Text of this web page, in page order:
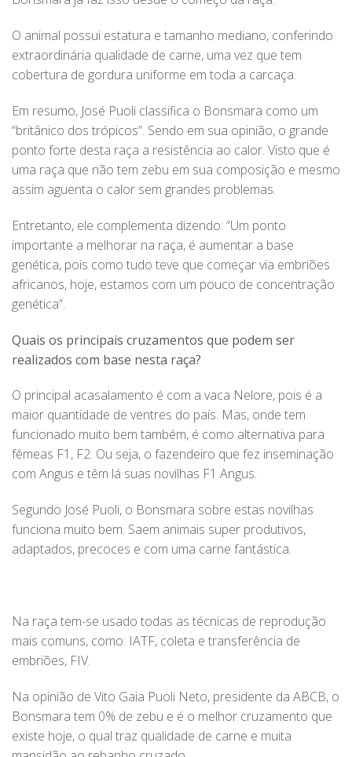
O animal possui estatura e tamanho mediano, conferindo
extraordinária qualidade de carne, uma vez que tem
cobertura de gordura uniforme em toda a carcaça.
Em resumo, José Puoli classifica o Bonsmara como um
“britânico dos trópicos”. Sendo em sua opinião, o grande
ponto forte desta raça a resistência ao calor. Visto que é
uma raça que não tem zebu em sua composição e mesmo
assim aguenta o calor sem grandes problemas.
Entretanto, ele complementa dizendo: “Um ponto
importante a melhorar na raça, é aumentar a base
genética, pois como tudo teve que começar via embriões
africanos, hoje, estamos com um pouco de concentração
genética”.
Quais os principais cruzamentos que podem ser
realizados com base nesta raça?
O principal acasalamento é com a vaca Nelore, pois é a
maior quantidade de ventres do país. Mas, onde tem
funcionado muito bem também, é como alternativa para
fêmeas F1, F2. Ou seja, o fazendeiro que fez inseminação
com Angus e têm lá suas novilhas F1 Angus.
Segundo José Puoli, o Bonsmara sobre estas novilhas
funciona muito bem. Saem animais super produtivos,
adaptados, precoces e com uma carne fantástica.
Na raça tem-se usado todas as técnicas de reprodução
mais comuns, como: IATF, coleta e transferência de
embriões, FIV.
Na opinião de Vito Gaia Puoli Neto, presidente da ABCB, o
Bonsmara tem 0% de zebu e é o melhor cruzamento que
existe hoje, o qual traz qualidade de carne e muita